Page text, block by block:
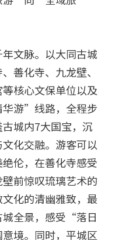
文脉。以大同古城
善化寺、九龙壁、
核心文保单位以及
游”线路，全程步
城内7大国宝，沉
化交融。游客可以
伦，在善化寺感受
前惊叹琉璃艺术的
化的清幽雅致，最
城全景，感受“落日
境。同时，平城区